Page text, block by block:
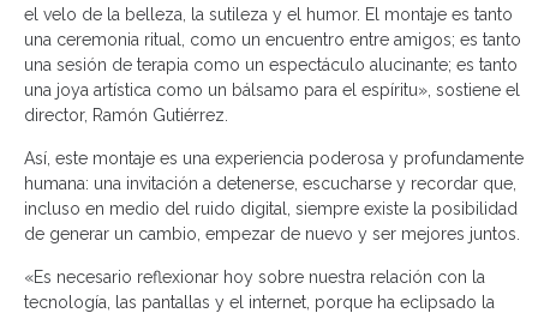
el velo de la belleza, la sutileza y el humor. El montaje es tanto
una ceremonia ritual, como un encuentro entre amigos; es tanto
una sesión de terapia como un espectáculo alucinante; es tanto
una joya artística como un bálsamo para el espíritu», sostiene el
director, Ramón Gutiérrez.
Así, este montaje es una experiencia poderosa y profundamente
humana: una invitación a detenerse, escucharse y recordar que,
incluso en medio del ruido digital, siempre existe la posibilidad
de generar un cambio, empezar de nuevo y ser mejores juntos.
«Es necesario reflexionar hoy sobre nuestra relación con la
tecnología, las pantallas y el internet, porque ha eclipsado la